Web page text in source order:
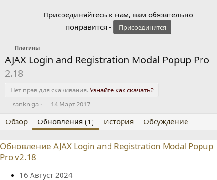
Присоединяйтесь к нам, вам обязательно
понравится -
Присоединится
Плагины
AJAX Login and Registration Modal Popup Pro
2.18
Нет прав для скачивания.Узнайте как скачать?
А
т
о
р
sankniga
Д
т
а
с
о
а
14 Март 2017
Обзор Обновления (1) История Обсуждение
Обновление AJAX Login and Registration Modal Popup
Pro v2.18
16 Август 2024